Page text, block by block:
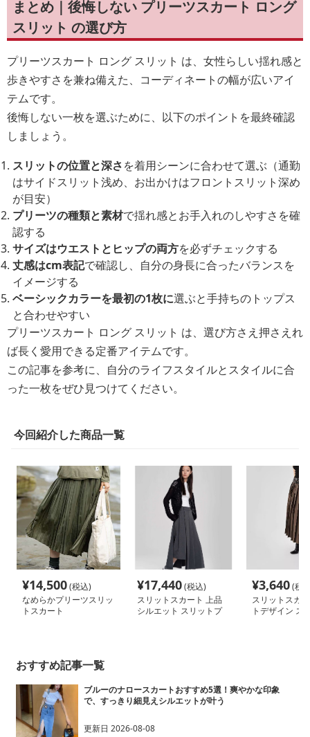
まとめ｜後悔しない プリーツスカート ロング
スリット の選び方
プリーツスカート ロング スリット は、女性らしい揺れ感と
歩きやすさを兼ね備えた、コーディネートの幅が広いアイ
テムです。
後悔しない一枚を選ぶために、以下のポイントを最終確認
しましょう。
スリットの位置と深さを着用シーンに合わせて選ぶ（通勤
はサイドスリット浅め、お出かけはフロントスリット深め
が目安）
プリーツの種類と素材で揺れ感とお手入れのしやすさを確
認する
サイズはウエストとヒップの両方を必ずチェックする
丈感はcm表記で確認し、自分の身長に合ったバランスを
イメージする
ベーシックカラーを最初の1枚に選ぶと手持ちのトップス
と合わせやすい
プリーツスカート ロング スリット は、選び方さえ押さえれ
ば長く愛用できる定番アイテムです。
この記事を参考に、自分のライフスタイルとスタイルに合
った一枚をぜひ見つけてください。
今回紹介した商品一覧
¥14,500(税込)
なめらかプリーツスリッ
トスカート
¥17,440(税込)
スリットスカート 上品
シルエット スリットプ
¥3,640(税
スリットスカ
トデザイン ス
おすすめ記事一覧
ブルーのナロースカートおすすめ5選！爽やかな印象
で、すっきり細見えシルエットが叶う
更新日 2026-08-08